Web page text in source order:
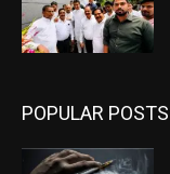
POPULAR POSTS